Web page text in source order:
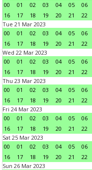
00
01 02 03 04 05 06
16
17 18 19 20 21 22
Tue 21 Mar 2023
00
01 02 03 04 05 06
16
17 18 19 20 21 22
Wed 22 Mar 2023
00
01 02 03 04 05 06
16
17 18 19 20 21 22
Thu 23 Mar 2023
00
01 02 03 04 05 06
16
17 18 19 20 21 22
Fri 24 Mar 2023
00
01 02 03 04 05 06
16
17 18 19 20 21 22
Sat 25 Mar 2023
00
01 02 03 04 05 06
16
17 18 19 20 21 22
Sun 26 Mar 2023